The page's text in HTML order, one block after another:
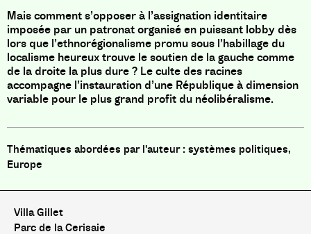
Mais comment s’opposer à l’assignation identitaire
imposée par un patronat organisé en puissant lobby dès
lors que l’ethnorégionalisme promu sous l’habillage du
localisme heureux trouve le soutien de la gauche comme
de la droite la plus dure ? Le culte des racines
accompagne l’instauration d’une République à dimension
variable pour le plus grand profit du néolibéralisme.
systèmes politiques,
Europe
Villa Gillet
Parc de la Cerisaie